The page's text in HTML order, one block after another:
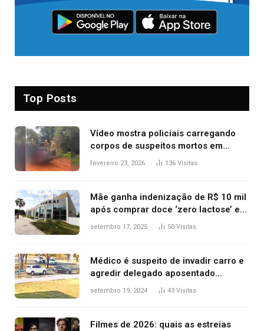
Top Posts
Vídeo mostra policiais carregando
corpos de suspeitos mortos em
confronto dentro de caminhonete
fevereiro 23, 2026 136 Visitas
Mãe ganha indenização de R$ 10 mil
após comprar doce ‘zero lactose’ e
filha ter reação alérgica grave
setembro 17, 2025 50 Visitas
Médico é suspeito de invadir carro e
agredir delegado aposentado
durante confusão no trânsito
setembro 19, 2024 43 Visitas
Filmes de 2026: quais as estreias